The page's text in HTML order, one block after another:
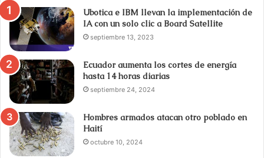
Ubotica e IBM llevan la implementación de
IA con un solo clic a Board Satellite
septiembre 13, 2023
Ecuador aumenta los cortes de energía
hasta 14 horas diarias
septiembre 24, 2024
Hombres armados atacan otro poblado en
Haití
octubre 10, 2024